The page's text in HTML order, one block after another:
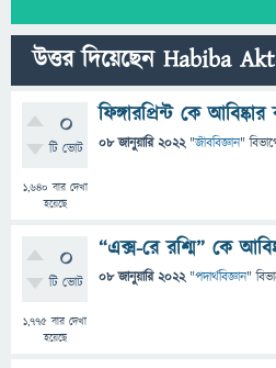
উত্তর দিয়েছেন Habiba
0
টি ভোট
1,640 বার দেখা
হয়েছে
ফিঙ্গারপ্রিন্ট কে
08 জানুয়ারি 2022 "জীববিজ্ঞান"
0
টি ভোট
1,775 বার দেখা
হয়েছে
“এক্স-রে রশ্মি” কে
08 জানুয়ারি 2022 "পদার্থবিজ্ঞান"